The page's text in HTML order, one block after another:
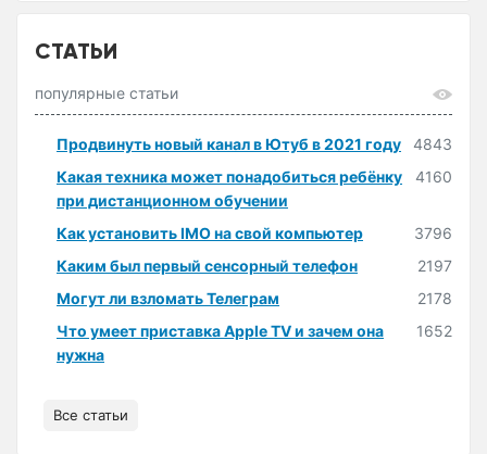
СТАТЬИ
популярные статьи
Продвинуть новый канал в Ютуб в 2021 году
4843
Какая техника может понадобиться ребёнку
при дистанционном обучении
4160
Как установить IMO на свой компьютер
3796
Каким был первый сенсорный телефон
2197
Могут ли взломать Телеграм
2178
Что умеет приставка Apple TV и зачем она
нужна
1652
Все статьи